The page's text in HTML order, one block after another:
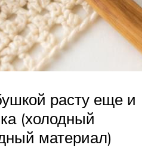
расту еще и
(холодный
материал)